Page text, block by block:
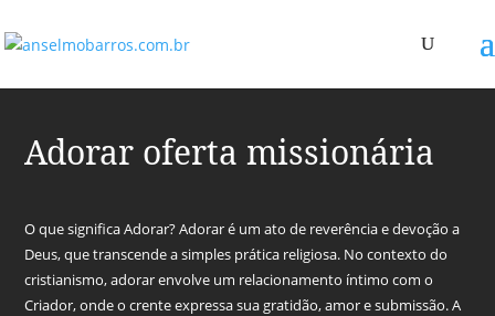
Adorar oferta missionária
O que significa Adorar? Adorar é um ato de reverência e devoção a
Deus, que transcende a simples prática religiosa. No contexto do
cristianismo, adorar envolve um relacionamento íntimo com o
Criador, onde o crente expressa sua gratidão, amor e submissão. A